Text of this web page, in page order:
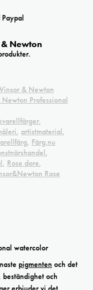
Newton
& Newton
Professional
,
, artistmaterial,
, Färg.nu
,
, Rose dore,
Rose
watercolor
pigmenten och det
och